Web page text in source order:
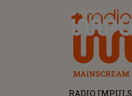
Radio Impuls
RADIO IMPULS